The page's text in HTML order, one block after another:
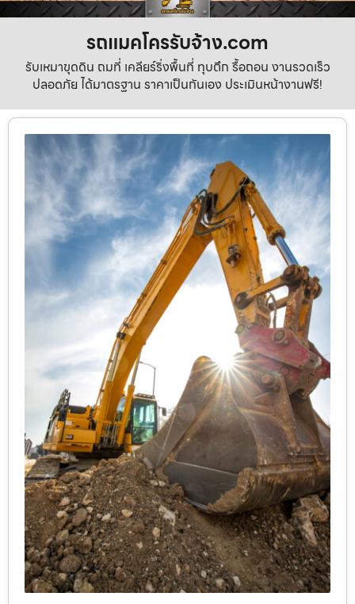
รถแมคโครรับจ้าง.com
รับเหมาขุดดิน ถมที่ เคลียร์ริ่งพื้นที่ ทุบตึก รื้อถอน งานรวดเร็ว
ปลอดภัย ได้มาตรฐาน ราคาเป็นกันเอง ประเมินหน้างานฟรี!